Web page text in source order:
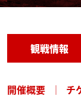
観戦情報
開催概要 チ